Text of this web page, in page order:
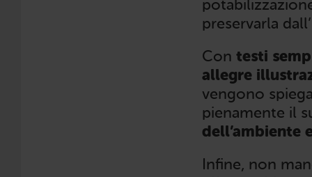
preservarla
Con testi
allegre
vengono
pienamente il
dell’ambiente
Infine, non